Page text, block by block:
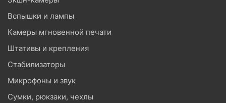
Вспышки и лампы
Камеры мгновенной печати
Штативы и крепления
Стабилизаторы
Микрофоны и звук
Сумки, рюкзаки, чехлы